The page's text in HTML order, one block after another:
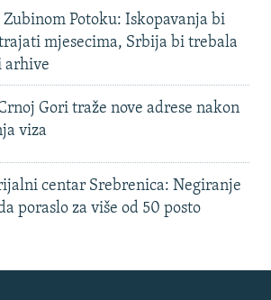
Potoku: Iskopavanja bi
mjesecima, Srbija bi trebala
arhive
Gori traže nove adrese nakon
viza
centar Srebrenica: Negiranje
poraslo za više od 50 posto